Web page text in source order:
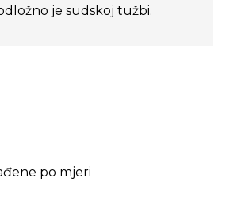
je sudskoj tužbi.
po mjeri